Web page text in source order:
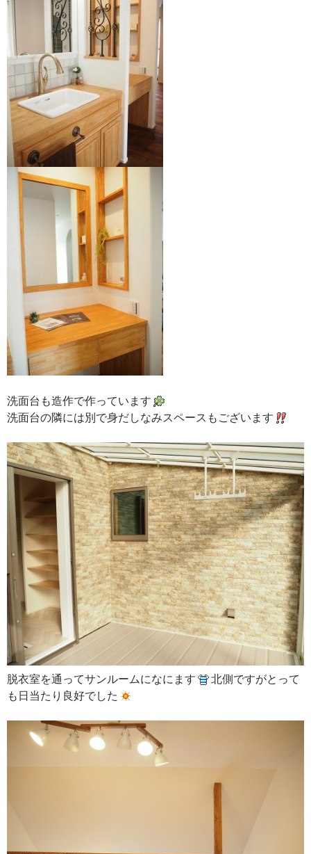
洗面台も造作で作っています
洗面台の隣には別で身だしなみスペースもございます
脱衣室を通ってサンルームになにます
北側ですがとって
も日当たり良好でした